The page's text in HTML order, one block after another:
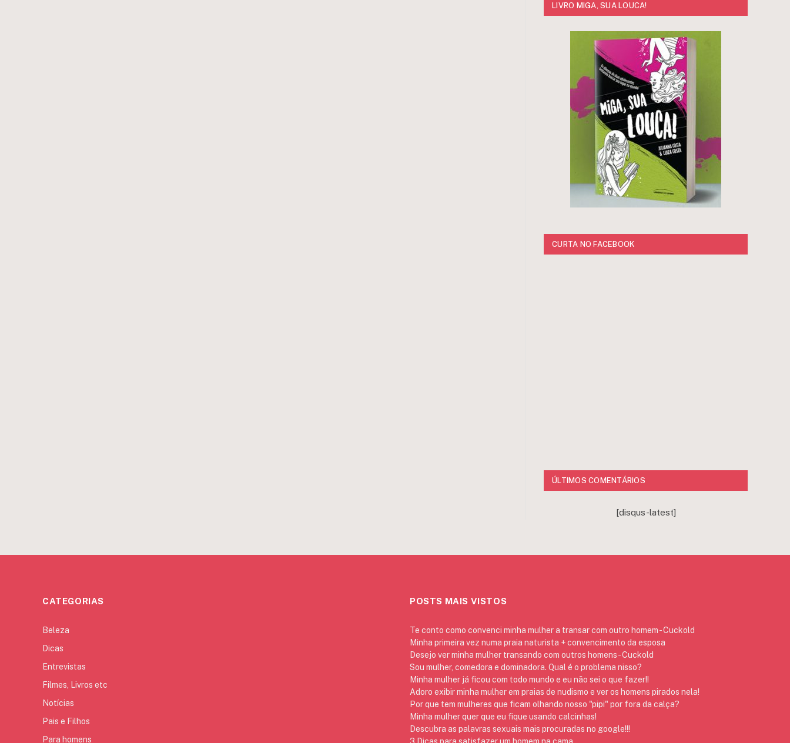
LIVRO MIGA, SUA LOUCA!
CURTA NO FACEBOOK
ÚLTIMOS COMENTÁRIOS
[disqus-latest]
CATEGORIAS
Beleza
Dicas
Entrevistas
Filmes, Livros etc
Notícias
Pais e Filhos
Para homens
POSTS MAIS VISTOS
Te conto como convenci minha mulher a transar com outro homem - Cuckold
Minha primeira vez numa praia naturista + convencimento da esposa
Desejo ver minha mulher transando com outros homens - Cuckold
Sou mulher, comedora e dominadora. Qual é o problema nisso?
Minha mulher já ficou com todo mundo e eu não sei o que fazer!!
Adoro exibir minha mulher em praias de nudismo e ver os homens pirados nela!
Por que tem mulheres que ficam olhando nosso "pipi" por fora da calça?
Minha mulher quer que eu fique usando calcinhas!
Descubra as palavras sexuais mais procuradas no google!!!
3 Dicas para satisfazer um homem na cama